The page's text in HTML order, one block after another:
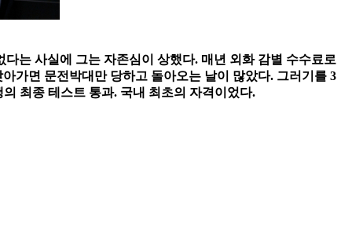
는 사실에 그는 자존심이 상했다. 매년 외화 감별 수수료로
가면 문전박대만 당하고 돌아오는 날이 많았다. 그러기를 3
최종 테스트 통과. 국내 최초의 자격이었다.